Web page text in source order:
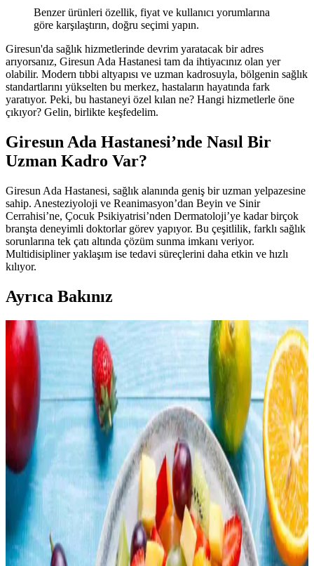
Benzer ürünleri özellik, fiyat ve kullanıcı yorumlarına
göre karşılaştırın, doğru seçimi yapın.
Giresun'da sağlık hizmetlerinde devrim yaratacak bir adres
arıyorsanız, Giresun Ada Hastanesi tam da ihtiyacınız olan yer
olabilir. Modern tıbbi altyapısı ve uzman kadrosuyla, bölgenin sağlık
standartlarını yükselten bu merkez, hastaların hayatında fark
yaratıyor. Peki, bu hastaneyi özel kılan ne? Hangi hizmetlerle öne
çıkıyor? Gelin, birlikte keşfedelim.
Giresun Ada Hastanesi’nde Nasıl Bir
Uzman Kadro Var?
Giresun Ada Hastanesi, sağlık alanında geniş bir uzman yelpazesine
sahip. Anesteziyoloji ve Reanimasyon’dan Beyin ve Sinir
Cerrahisi’ne, Çocuk Psikiyatrisi’nden Dermatoloji’ye kadar birçok
branşta deneyimli doktorlar görev yapıyor. Bu çeşitlilik, farklı sağlık
sorunlarına tek çatı altında çözüm sunma imkanı veriyor.
Multidisipliner yaklaşım ise tedavi süreçlerini daha etkin ve hızlı
kılıyor.
Ayrıca Bakınız
Evde Sağlıklı ve Ekonomik Smoothie Hazırlama
Yöntemleri ve Tarifleri
Evde smoothie hazırlamak, ekonomik ve besleyici öğünler sunar.
Doğru malzeme seçimi, besin değeri dengesi ve çevre dostu
uygulamalarla sağlıklı içecekler oluşturabilirsiniz.
Otomatik Kedi Kumu Kabı: Zaman Tasarrufu ve
Hijyen Sağlayan Pratik Çözüm
Otomatik kedi kumu kabı, zaman tasarrufu ve hijyen sunarak kedi
sahiplerinin günlük yükünü azaltır. Cihaz seçimi ve bakımına dikkat
edilmelidir. Tasarruf, maddi ve zihinsel sağlık açısından önemlidir.
Çocuk Dostu ve Pratik Taşınabilir Öğünlerle
Dışarıda Yemek Alışkanlığını Azaltma Yöntemleri